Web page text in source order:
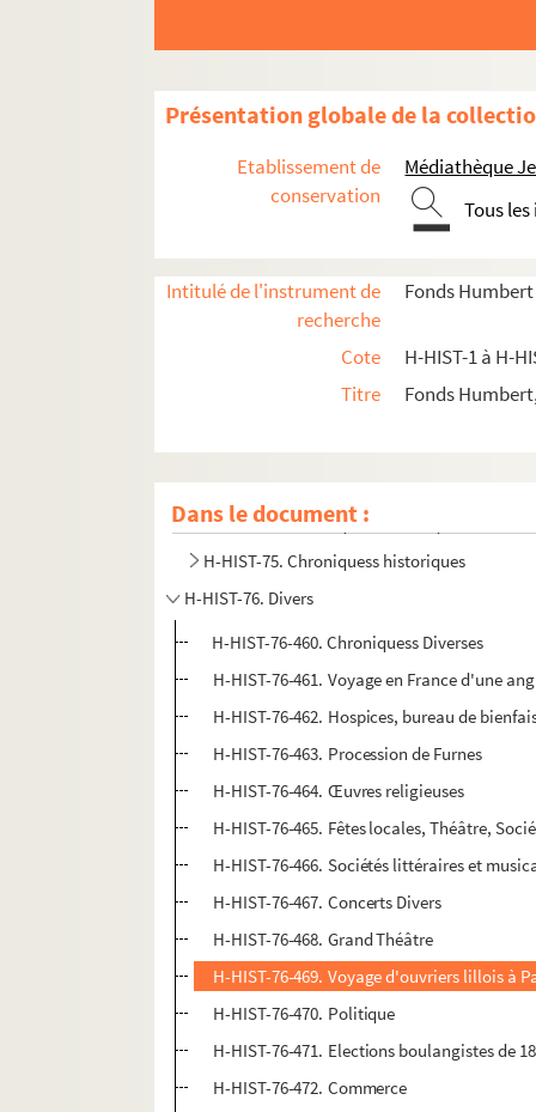
Présentation globale de la
Etablissement de
conservation
Médiathèque
Tous
Intitulé de l'instrument de
recherche
Fonds
Cote
H-HIST-1 à H-
Titre
Fonds
Dans le document :
H-HIST-63. Visites de personnages à Lille
H-HIST-65. Sans titre
H-HIST-67. Sciences et arts
H-HIST-68. Industrie, commerce, agriculture
H-HIST-72. Elections
H-HIST-73. Chroniquess historiques
H-HIST-74. Chroniquess historiques
H-HIST-75. Chroniquess historiques
H-HIST-76. Divers
H-HIST-76-460. Chroniquess Diverses
H-HIST-76-461. Voyage en France d'une
H-HIST-76-462. Hospices, bureau de
H-HIST-76-463. Procession de Furnes
H-HIST-76-464. Œuvres religieuses
H-HIST-76-465. Fêtes locales, Théâtre,
H-HIST-76-466. Sociétés littéraires et
H-HIST-76-467. Concerts Divers
H-HIST-76-468. Grand Théâtre
H-HIST-76-469. Voyage d'ouvriers lillois à
H-HIST-76-470. Politique
H-HIST-76-471. Elections boulangistes de
H-HIST-76-472. Commerce